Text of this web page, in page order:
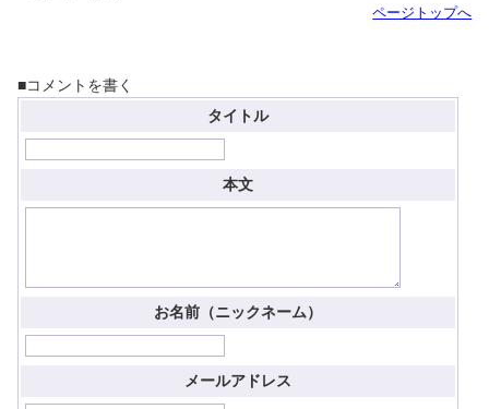
ページトップへ
■コメントを書く
タイトル
本文
お名前（ニックネーム）
メールアドレス